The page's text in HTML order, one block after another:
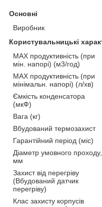
Основні
Виробник
Користувальницькі
MAX продуктивність (при
мін. напорі) (м3/год)
MAX продуктивність (при
мінімальн. напорі) (л/хв)
Ємкість конденсатора
(мкФ)
Вага (кг)
Вбудований термозахист
Гарантійний період (міс)
Діаметр умовного проходу,
мм
Захист від перегріву
(Вбудований датчик
перегріву)
Клас захисту корпусів